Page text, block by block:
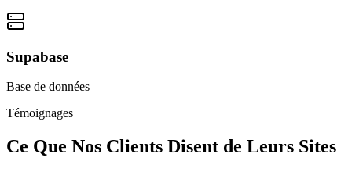
Supabase
Base de données
Témoignages
Ce Que Nos Clients Disent de Leurs Sites